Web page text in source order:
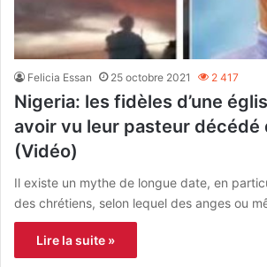
Felicia Essan 25 octobre 2021 2 417
Nigeria: les fidèles d’une
avoir vu leur pasteur décédé
(Vidéo)
Il existe un mythe de longue date, en
des chrétiens, selon lequel des anges ou
Lire la suite »